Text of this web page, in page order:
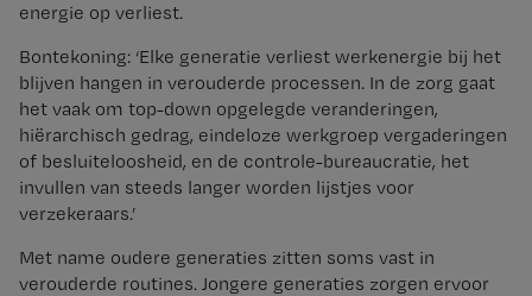
energie op verliest.
Bontekoning: ‘Elke generatie verliest werkenergie bij het
blijven hangen in verouderde processen. In de zorg gaat
het vaak om top-down opgelegde veranderingen,
hiërarchisch gedrag, eindeloze werkgroep vergaderingen
of besluiteloosheid, en de controle-bureaucratie, het
invullen van steeds langer worden lijstjes voor
verzekeraars.’
Met name oudere generaties zitten soms vast in
verouderde routines. Jongere generaties zorgen ervoor